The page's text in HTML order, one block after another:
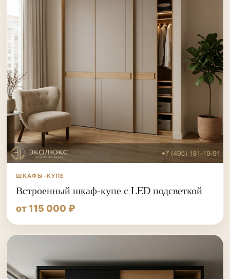
ШКАФЫ-КУПЕ
Встроенный шкаф-купе с LED подсветкой
от 115 000 ₽